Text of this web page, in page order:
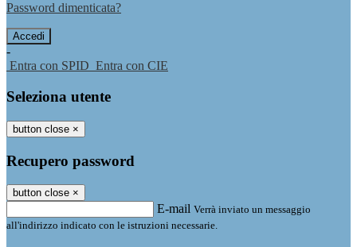
Password dimenticata?
-
Entra con SPID Entra con CIE
Seleziona utente
button close ×
Recupero password
button close ×
E-mail Verrà inviato un messaggio
all'indirizzo indicato con le istruzioni necessarie.